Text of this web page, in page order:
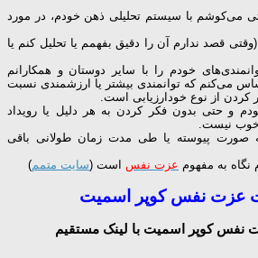
می‌کوشم با سیستم تحلیلی ذهن خودم، در مورد
قصد ندارم آن را دقیق بفهمم یا تحلیل کنم یا
خودم را با سایر دوستان و همکارانم
می‌کنم که توانمندی بیشتر یا ارزشمندی نسبت
کردن از نوع خودارزیابی است.
و حتی بدون فکر کردن به هر دلیل یا رویداد
نیست.
پیوسته یا طی مدت زمان طولانی باقی
به مفهوم عزت نفس است (سایت متمم)
عزت نفس کوپر اسمیت
نفس کوپر اسمیت با لینک مستقیم